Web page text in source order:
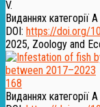
V.
Виданнях категорії А
DOI: https://doi.org/
2025, Zoology and
168
Виданнях категорії А